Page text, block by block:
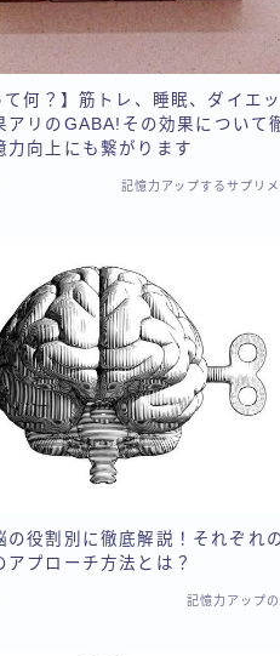
て何？】筋トレ、睡眠、ダイエ
アリのGABA!その効果について
力向上にも繋がります
記憶力アップするサプリ
の役割別に徹底解説！それぞれ
アプローチ方法とは？
記憶力アップ